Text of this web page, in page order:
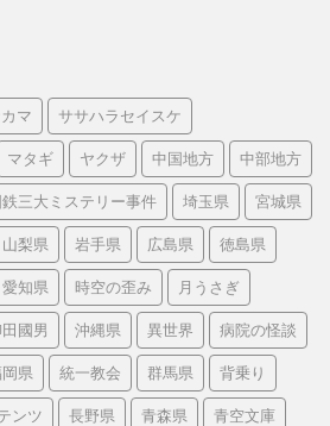
マ ササハラセイスケ
マタギ ヤクザ 中国地方 中部地方
鉄三大ミステリー事件 埼玉県 宮城県
山梨県 岩手県 広島県 徳島県
愛知県 時空の歪み 月うさぎ
國男 沖縄県 異世界 病院の怪談
県 統一教会 群馬県 背乗り
ンツ 長野県 青森県 青空文庫